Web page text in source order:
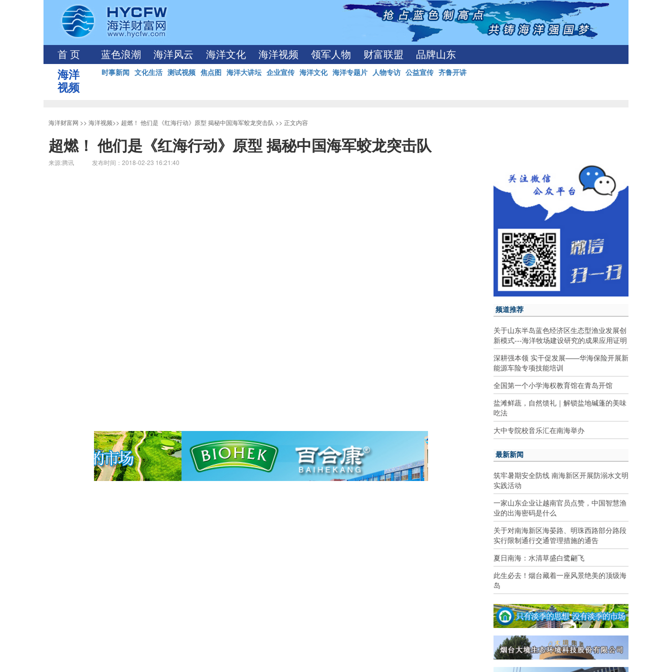
首 页 蓝色浪潮 海洋风云 海洋文化 海洋视频 领军人物 财富联盟 品牌山东
海洋
视频
时事新闻 文化生活 测试视频 焦点图 海洋大讲坛 企业宣传 海洋文化 海洋专题片 人物专访 公益宣传 齐鲁开讲
海洋财富网 >> 海洋视频>> 超燃！ 他们是《红海行动》原型 揭秘中国海军蛟龙突击队 >> 正文内容
超燃！ 他们是《红海行动》原型 揭秘中国海军蛟龙突击队
来源:腾讯 发布时间：2018-02-23 16:21:40
频道推荐
关于山东半岛蓝色经济区生态型渔业发展创
新模式---海洋牧场建设研究的成果应用证明
深耕强本领 实干促发展——华海保险开展新
能源车险专项技能培训
全国第一个小学海权教育馆在青岛开馆
盐滩鲜蔬，自然馈礼｜解锁盐地碱蓬的美味
吃法
大中专院校音乐汇在南海举办
最新新闻
筑牢暑期安全防线 南海新区开展防溺水文明
实践活动
一家山东企业让越南官员点赞，中国智慧渔
业的出海密码是什么
关于对南海新区海晏路、明珠西路部分路段
实行限制通行交通管理措施的通告
夏日南海：水清草盛白鹭翩飞
此生必去！烟台藏着一座风景绝美的顶级海
岛